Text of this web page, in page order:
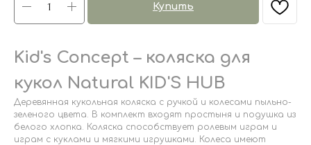
Купить
Kid's Concept – коляска для
кукол Natural KID'S HUB
Деревянная кукольная коляска с ручкой и колесами пыльно-
зеленого цвета. В комплект входят простыня и подушка из
белого хлопка. Коляска способствует ролевым играм и
играм с куклами и мягкими игрушками. Колеса имеют